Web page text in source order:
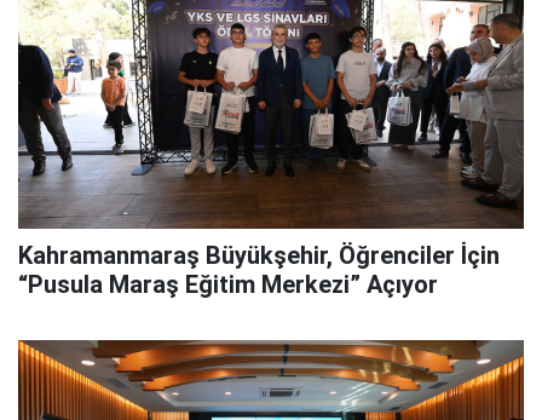
Kahramanmaraş Büyükşehir, Öğrenciler İçin
“Pusula Maraş Eğitim Merkezi” Açıyor